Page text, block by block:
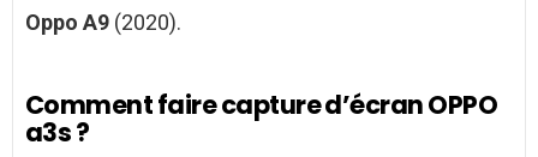
Oppo A9 (2020).
Comment faire capture d’écran OPPO
a3s ?